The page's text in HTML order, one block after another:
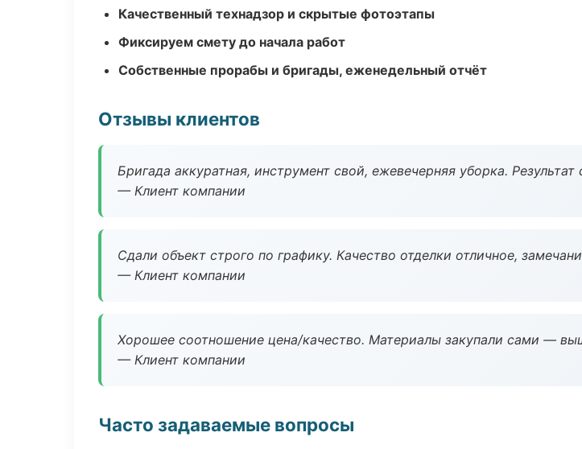
Качественный технадзор и скрытые фотоэтапы
Фиксируем смету до начала работ
Собственные прорабы и бригады, еженедельный отчёт
Отзывы клиентов
Бригада аккуратная, инструмент свой, ежевечерняя уборка. Результат
— Клиент компании
Сдали объект строго по графику. Качество отделки отличное,
— Клиент компании
Хорошее соотношение цена/качество. Материалы закупали сами —
— Клиент компании
Часто задаваемые вопросы